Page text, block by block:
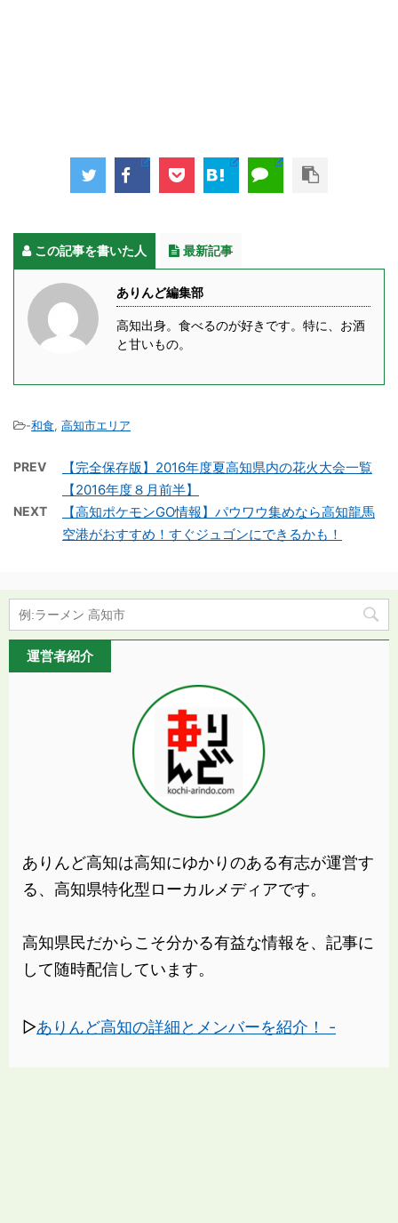
この記事を書いた人 最新記事
ありんど編集部
高知出身。食べるのが好きです。特に、お酒
と甘いもの。
-和食, 高知市エリア
PREV
【完全保存版】2016年度夏高知県内の花火大会一覧
【2016年度８月前半】
NEXT
【高知ポケモンGO情報】パウワウ集めなら高知龍馬
空港がおすすめ！すぐジュゴンにできるかも！
運営者紹介
ありんど高知は高知にゆかりのある有志が運営す
る、高知県特化型ローカルメディアです。
高知県民だからこそ分かる有益な情報を、記事に
して随時配信しています。
▷ありんど高知の詳細とメンバーを紹介！ -